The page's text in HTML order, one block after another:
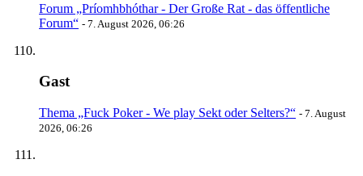
Forum „Príomhbhóthar - Der Große Rat - das öffentliche
Forum“ - 7. August 2026, 06:26
Gast
Thema „Fuck Poker - We play Sekt oder Selters?“ - 7. August
2026, 06:26